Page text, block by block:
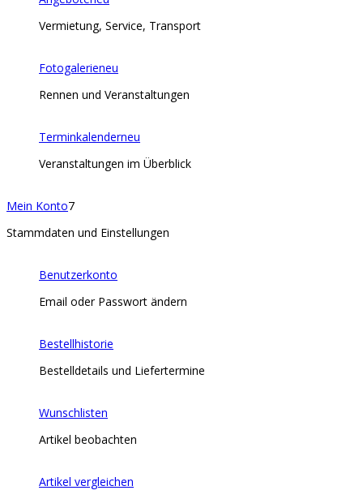
Vermietung, Service, Transport
Fotogalerieneu
Rennen und Veranstaltungen
Terminkalenderneu
Veranstaltungen im Überblick
Mein Konto7
Stammdaten und Einstellungen
Benutzerkonto
Email oder Passwort ändern
Bestellhistorie
Bestelldetails und Liefertermine
Wunschlisten
Artikel beobachten
Artikel vergleichen